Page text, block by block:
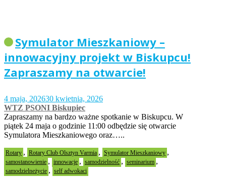
Symulator Mieszkaniowy –
innowacyjny projekt w Biskupcu!
Zapraszamy na otwarcie!
4 maja, 202630 kwietnia, 2026
WTZ PSONI Biskupiec
Zapraszamy na bardzo ważne spotkanie w Biskupcu. W
piątek 24 maja o godzinie 11:00 odbędzie się otwarcie
Symulatora Mieszkaniowego oraz…..
Rotary , Rotary Club Olsztyn Varmia , Symulator Mieszkaniowy ,
samostanowienie , innowacje , samodzielność , seminarium ,
samodzielneżycie , self adwokaci